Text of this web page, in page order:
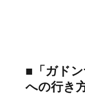
■「ガドン
への行き